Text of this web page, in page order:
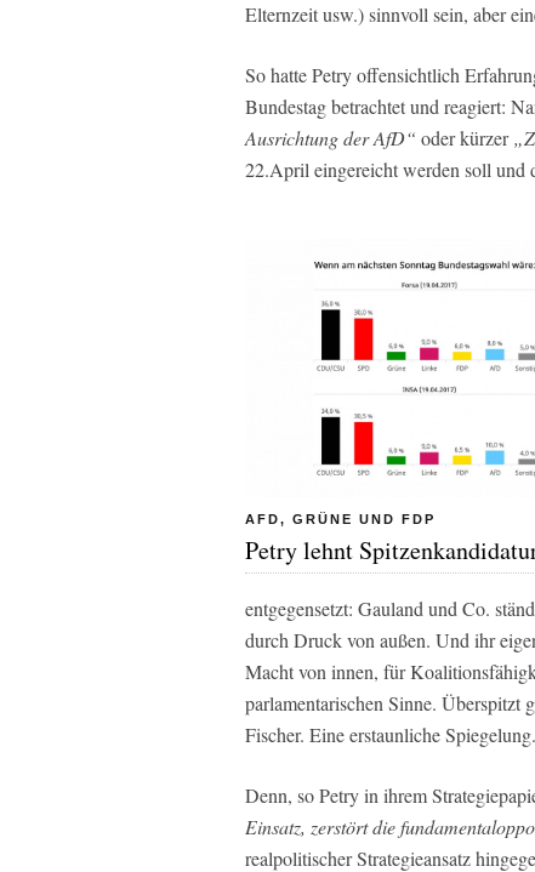
Elternzeit usw.) sinnvoll sein, aber
So hatte Petry offensichtlich
Bundestag betrachtet und reagiert:
Ausrichtung der AfD“ oder kürzer
22.April eingereicht werden soll und
AFD, GRÜNE UND FDP
Petry lehnt
entgegensetzt: Gauland und Co.
durch Druck von außen. Und ihr
Macht von innen, für
parlamentarischen Sinne. Überspitzt
Fischer. Eine erstaunliche
Denn, so Petry in ihrem
Einsatz, zerstört die
realpolitischer Strategieansatz